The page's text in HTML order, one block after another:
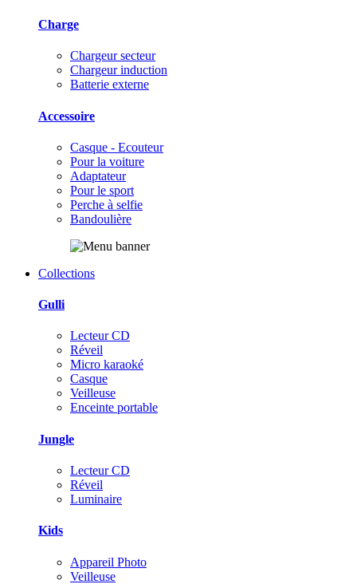
Charge
Chargeur secteur
Chargeur induction
Batterie externe
Accessoire
Casque - Ecouteur
Pour la voiture
Adaptateur
Pour le sport
Perche à selfie
Bandoulière
Collections
Gulli
Lecteur CD
Réveil
Micro karaoké
Casque
Veilleuse
Enceinte portable
Jungle
Lecteur CD
Réveil
Luminaire
Kids
Appareil Photo
Veilleuse